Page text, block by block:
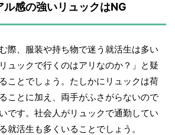
感の強いリュックはNG
際、服装や持ち物で迷う就活生は多い
ュックで行くのはアリなのか？」と疑
ことでしょう。たしかにリュックは荷
ことに加え、両手がふさがらないので
です。社会人がリュックで通勤してい
就活生も多くいることでしょう。